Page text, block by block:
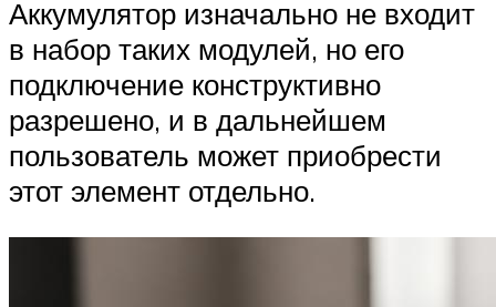
Аккумулятор изначально не входит
в набор таких модулей, но его
подключение конструктивно
разрешено, и в дальнейшем
пользователь может приобрести
этот элемент отдельно.